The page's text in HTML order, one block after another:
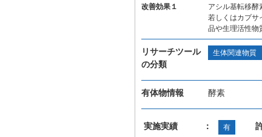
改善効果１
アシル基転移酵
若しくはカプサ
品や生理活性物
リサーチツール
の分類
生体関連物質
有体物情報 酵素
実施実績 ： 有